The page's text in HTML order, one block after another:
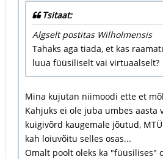
Tsitaat:
Algselt postitas Wilholmensis
Tahaks aga tiada, et kas
luua füüsiliselt vai virtuaalselt?
Mina kujutan niimoodi ette et
Kahjuks ei ole juba umbes aasta
kuigivõrd kaugemale jõutud,
kah loiuvõitu selles osas...
Omalt poolt oleks ka "füüsilises"